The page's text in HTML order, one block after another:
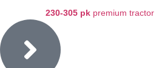
230-305 pk premium tractor